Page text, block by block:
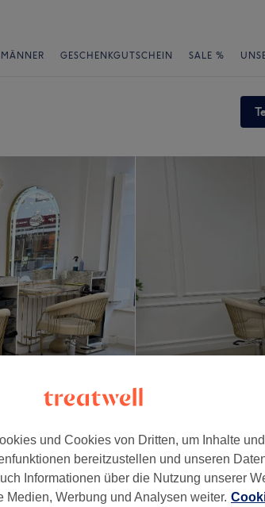
MÄNNER GESCHENKGUTSCHEIN SALE %
und Cookies von Dritten, um Inhalte
bereitzustellen und unseren
Informationen über die Nutzung unserer
Medien, Werbung und Analysen weiter.